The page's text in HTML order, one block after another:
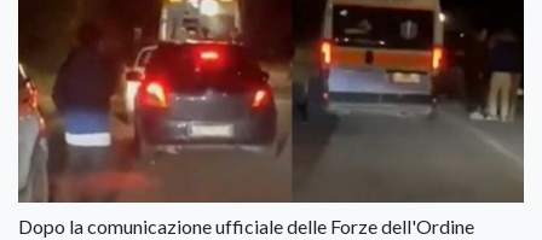
Dopo la comunicazione ufficiale delle Forze dell'Ordine